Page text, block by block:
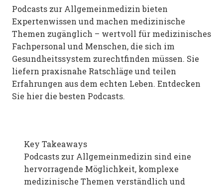
Podcasts zur Allgemeinmedizin bieten
Expertenwissen und machen medizinische
Themen zugänglich – wertvoll für medizinisches
Fachpersonal und Menschen, die sich im
Gesundheitssystem zurechtfinden müssen. Sie
liefern praxisnahe Ratschläge und teilen
Erfahrungen aus dem echten Leben. Entdecken
Sie hier die besten Podcasts.
Key Takeaways
Podcasts zur Allgemeinmedizin sind eine
hervorragende Möglichkeit, komplexe
medizinische Themen verständlich und